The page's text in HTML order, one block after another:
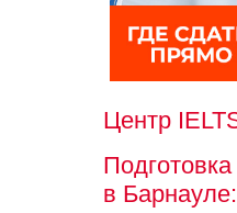
Центр
в Барнауле: